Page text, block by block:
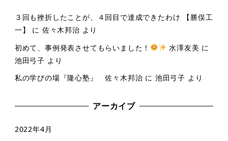
３回も挫折したことが、４回目で達成できたわけ 【勝俣工
一】
に 佐々木邦治 より
初めて、事例発表させてもらいました！
水澤友美 に
池田弓子 より
私の学びの場『隆心塾』 佐々木邦治 に 池田弓子 より
アーカイブ
2022年4月